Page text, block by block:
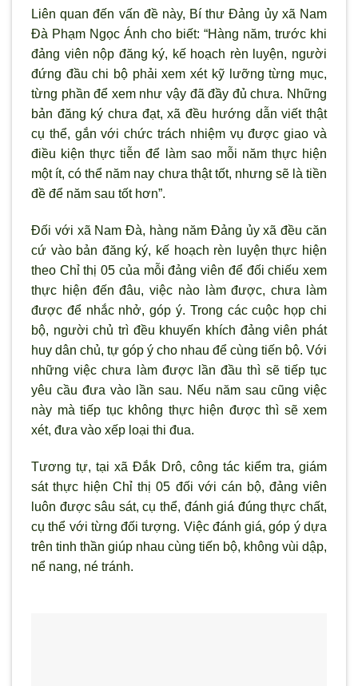
Liên quan đến vấn đề này, Bí thư Đảng ủy xã Nam
Đà Phạm Ngọc Ánh cho biết: “Hàng năm, trước khi
đảng viên nộp đăng ký, kế hoạch rèn luyện, người
đứng đầu chi bộ phải xem xét kỹ lưỡng từng mục,
từng phần để xem như vậy đã đầy đủ chưa. Những
bản đăng ký chưa đạt, xã đều hướng dẫn viết thật
cụ thể, gắn với chức trách nhiệm vụ được giao và
điều kiện thực tiễn để làm sao mỗi năm thực hiện
một ít, có thể năm nay chưa thật tốt, nhưng sẽ là tiền
đề để năm sau tốt hơn”.
Đối với xã Nam Đà, hàng năm Đảng ủy xã đều căn
cứ vào bản đăng ký, kế hoạch rèn luyện thực hiện
theo Chỉ thị 05 của mỗi đảng viên để đối chiếu xem
thực hiện đến đâu, việc nào làm được, chưa làm
được để nhắc nhở, góp ý. Trong các cuộc họp chi
bộ, người chủ trì đều khuyến khích đảng viên phát
huy dân chủ, tự góp ý cho nhau để cùng tiến bộ. Với
những việc chưa làm được lần đầu thì sẽ tiếp tục
yêu cầu đưa vào lần sau. Nếu năm sau cũng việc
này mà tiếp tục không thực hiện được thì sẽ xem
xét, đưa vào xếp loại thi đua.
Tương tự, tại xã Đắk Drô, công tác kiểm tra, giám
sát thực hiện Chỉ thị 05 đối với cán bộ, đảng viên
luôn được sâu sát, cụ thể, đánh giá đúng thực chất,
cụ thể với từng đối tượng. Việc đánh giá, góp ý dựa
trên tinh thần giúp nhau cùng tiến bộ, không vùi dập,
nể nang, né tránh.